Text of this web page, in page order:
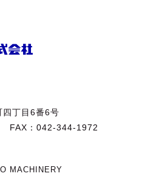
四丁目6番6号
FAX： 042-344-1972
MACHINERY